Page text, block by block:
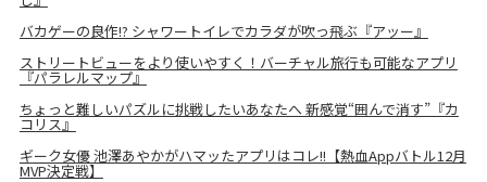
バカゲーの良作!? シャワートイレでカラダが吹っ飛ぶ『アッー』
ストリートビューをより使いやすく！バーチャル旅行も可能なアプリ
『パラレルマップ』
ちょっと難しいパズルに挑戦したいあなたへ 新感覚“囲んで消す”『カ
コリス』
ギーク女優 池澤あやかがハマッたアプリはコレ!!【熱血Appバトル12月
MVP決定戦】